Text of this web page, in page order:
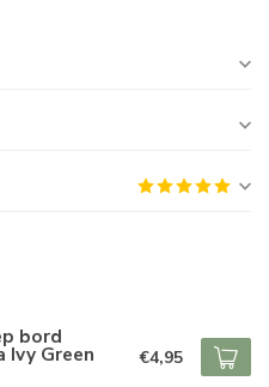
bord
Ivy Green €4,95